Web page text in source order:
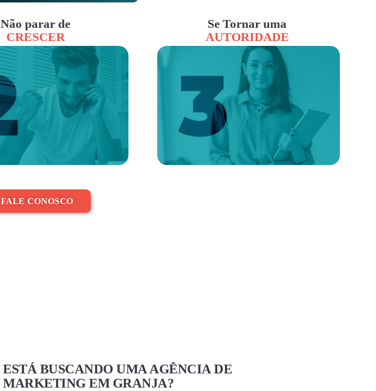
Não parar de
CRESCER
Se Tornar uma
AUTORIDADE
FALE CONOSCO
ESTÁ BUSCANDO UMA AGÊNCIA DE
MARKETING EM GRANJA?